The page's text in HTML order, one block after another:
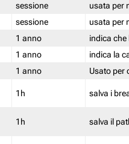
sessione
usata per
sessione
usata per
1 anno
indica che
1 anno
indica la
1 anno Usato per
1h salva i
1h salva il